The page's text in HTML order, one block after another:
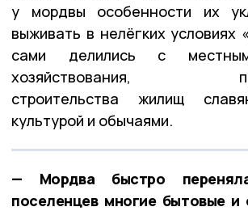
у мордвы особенности их
выживать в нелёгких условиях
сами делились с
хозяйствования,
строительства жилищ
культурой и обычаями.
— Мордва быстро
поселенцев многие бытовые и